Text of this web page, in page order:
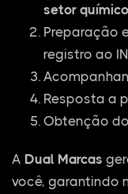
setor químico
Preparação
registro ao
Resposta a
Obtenção
A Dual Marcas
você, garantindo